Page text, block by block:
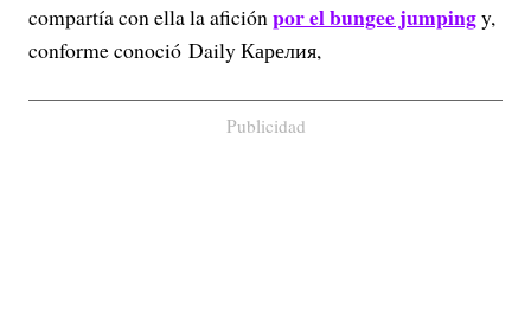
compartía con ella la aficiónpor el bungee jumpingy,
conforme conoció Daily Карелия,
Publicidad